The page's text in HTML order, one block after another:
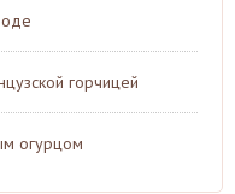
горчицей
огурцом